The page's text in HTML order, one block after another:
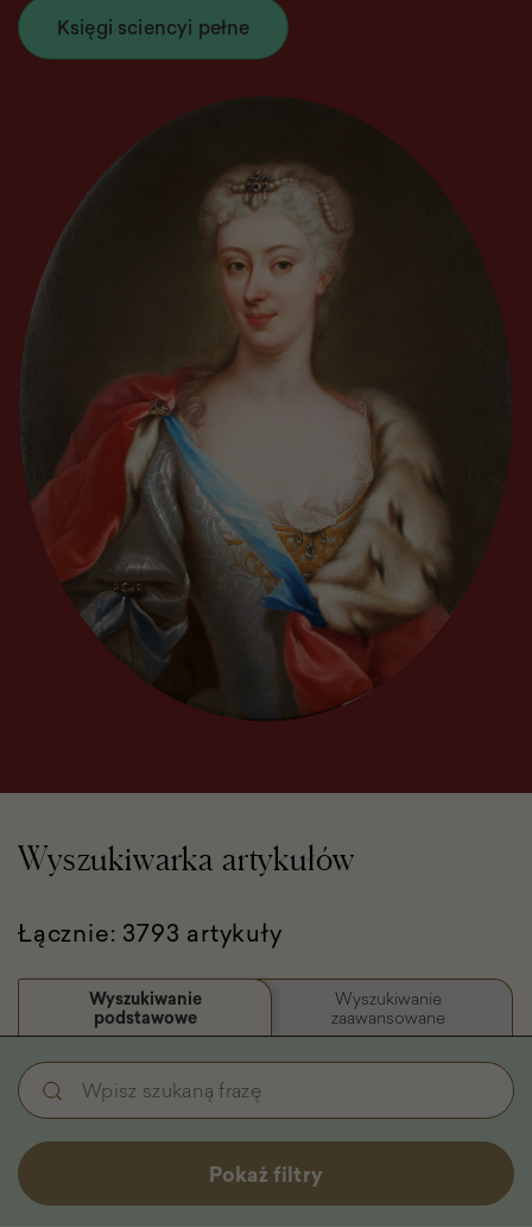
Księgi sciencyi pełne
Wyszukiwarka artykułów
Łącznie: 3793 artykuły
Wyszukiwanie
podstawowe
Wyszukiwanie
zaawansowane
Wyszukiwanie
podstawowe
-
Filtry
Wpisz
szukaną
frazę
Pokaż filtry